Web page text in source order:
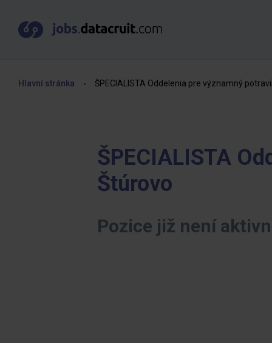
Hlavní stránka ŠPECIALISTA Oddelenia pre významný
ŠPECIALISTA
Štúrovo
Pozice již není